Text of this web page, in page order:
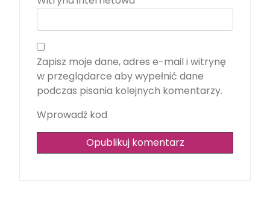
Zapisz moje dane, adres e-mail i witrynę
w przeglądarce aby wypełnić dane
podczas pisania kolejnych komentarzy.
Wprowadź kod